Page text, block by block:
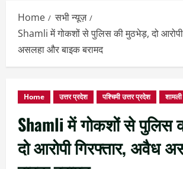
Home
सभी न्यूज़
Shamli में गोकशों से पुलिस की मुठभेड़, दो आरोपी
असलहा और बाइक बरामद
Home उत्तर प्रदेश पश्चिमी उत्तर प्रदेश शामली
Shamli में गोकशों से पुलिस
दो आरोपी गिरफ्तार, अवैध